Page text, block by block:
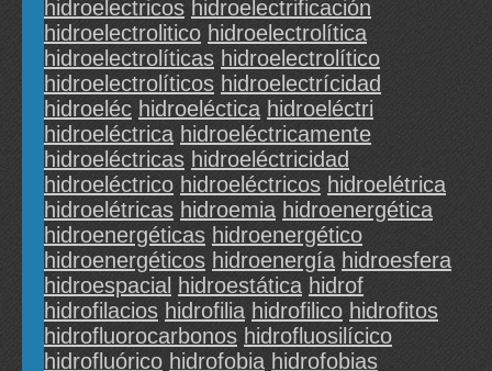
hidroelectricos hidroelectrificación
hidroelectrolitico hidroelectrolítica
hidroelectrolíticas hidroelectrolítico
hidroelectrolíticos hidroelectrícidad
hidroeléc hidroeléctica hidroeléctri
hidroeléctrica hidroeléctricamente
hidroeléctricas hidroeléctricidad
hidroeléctrico hidroeléctricos hidroelétrica
hidroelétricas hidroemia hidroenergética
hidroenergéticas hidroenergético
hidroenergéticos hidroenergía hidroesfera
hidroespacial hidroestática hidrof
hidrofilacios hidrofilia hidrofilico hidrofitos
hidrofluorocarbonos hidrofluosilícico
hidrofluórico hidrofobia hidrofobias